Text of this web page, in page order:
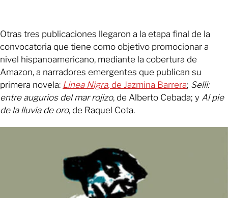
Otras tres publicaciones llegaron a la etapa final de la
convocatoria que tiene como objetivo promocionar a
nivel hispanoamericano, mediante la cobertura de
Amazon, a narradores emergentes que publican su
primera novela: Linea Nigra, de Jazmina Barrera; Selli:
entre augurios del mar rojizo, de Alberto Cebada; y Al pie
de la lluvia de oro, de Raquel Cota.